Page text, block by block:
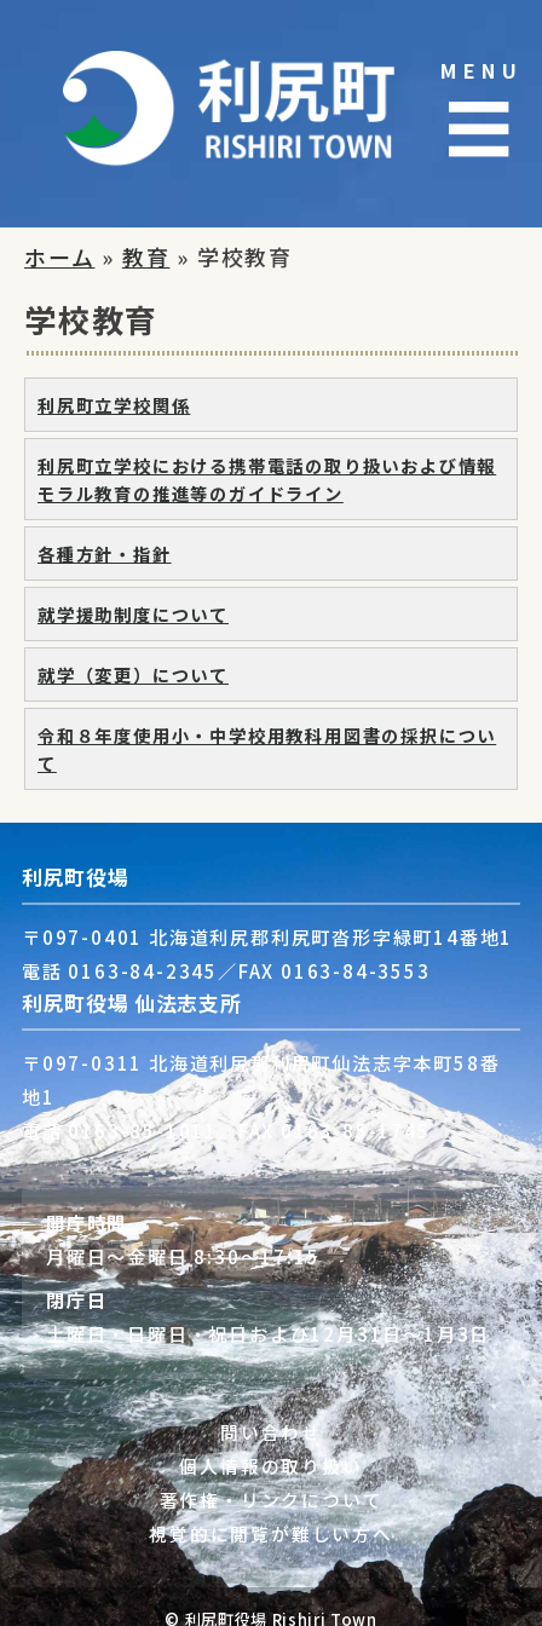
content
MENU
☰
ホーム » 教育 » 学校教育
学校教育
利尻町立学校関係
利尻町立学校における携帯電話の取り扱いおよび情報
モラル教育の推進等のガイドライン
各種方針・指針
就学援助制度について
就学（変更）について
令和８年度使用小・中学校用教科用図書の採択につい
て
利尻町役場
〒097-0401 北海道利尻郡利尻町沓形字緑町14番地1
電話 0163-84-2345 ／FAX 0163-84-3553
利尻町役場 仙法志支所
〒097-0311 北海道利尻郡利尻町仙法志字本町58番
地1
電話0163-85-1011 ／FAX 0163-85-1745
開庁時間
月曜日～金曜日 8:30～17:15
閉庁日
土曜日・日曜日・祝日および12月31日～1月3日
問い合わせ
個人情報の取り扱い
著作権・リンクについて
視覚的に閲覧が難しい方へ
© 利尻町役場 Rishiri Town